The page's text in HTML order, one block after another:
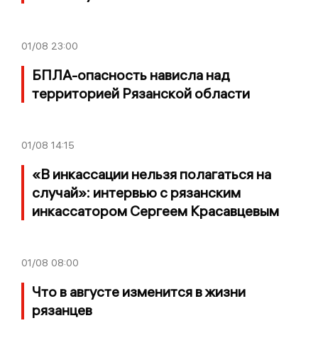
01/08 23:00
БПЛА-опасность нависла над
территорией Рязанской области
01/08 14:15
«В инкассации нельзя полагаться на
случай»: интервью с рязанским
инкассатором Сергеем Красавцевым
01/08 08:00
Что в августе изменится в жизни
рязанцев